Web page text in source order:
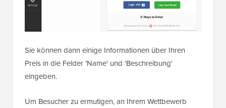
Sie können dann einige Informationen über Ihren
Preis in die Felder 'Name' und 'Beschreibung'
eingeben.
Um Besucher zu ermutigen, an Ihrem Wettbewerb